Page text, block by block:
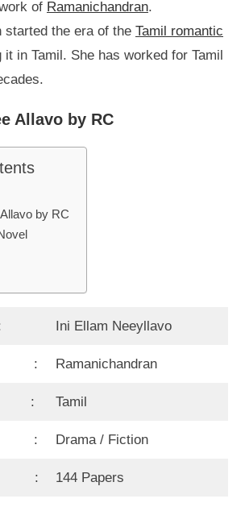
of Ramanichandran.
started the era of the Tamil romantic
it in Tamil. She has worked for Tamil
Allavo by RC
by RC
Ini Ellam Neeyllavo
: Ramanichandran
: Tamil
: Drama / Fiction
: 144 Papers